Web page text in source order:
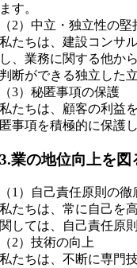
ます。
（2）中立・独立性の堅
私たちは、建設コンサ
し、業務に関する他か
判断ができる独立した
（3）秘匿事項の保護
私たちは、顧客の利益
匿事項を積極的に保護し
3.業の地位向上を図
（1）自己責任原則の徹
私たちは、常に自己を
関しては、自己責任原
（2）技術の向上
私たちは、不断に専門